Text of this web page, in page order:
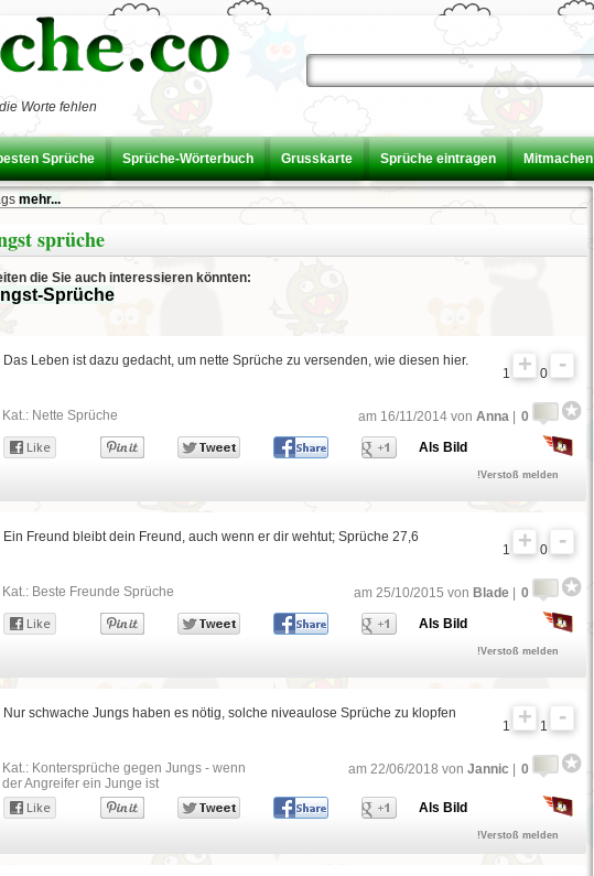
Worte fehlen
Sprüche Sprüche-Wörterbuch Grusskarte Sprüche eintragen Mitmachen
mehr...
sprüche
die Sie auch interessieren könnten:
Sprüche
1 0
Das Leben ist dazu gedacht, um nette Sprüche zu versenden, wie diesen hier.
Kat.: Nette Sprüche am 16/11/2014 vonAnna
0
Als Bild
!Verstoß melden
1 0
Ein Freund bleibt dein Freund, auch wenn er dir wehtut; Sprüche 27,6
Kat.: Beste Freunde Sprüche am 25/10/2015 von Blade
0
Als Bild
!Verstoß melden
1 1
Nur schwache Jungs haben es nötig, solche niveaulose Sprüche zu klopfen
Kat.: Kontersprüche gegen Jungs - wenn
der Angreifer ein Junge ist
am 22/06/2018 vonJannic 0
Als Bild
!Verstoß melden